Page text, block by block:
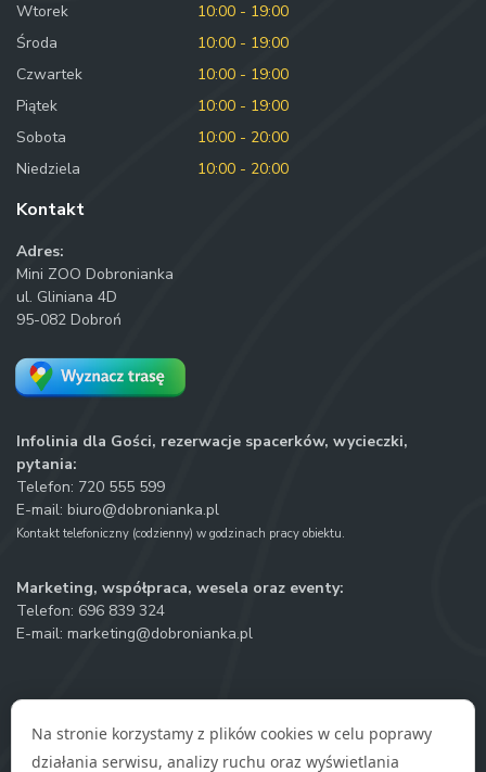
Wtorek
10:00 - 19:00
Środa
10:00 - 19:00
Czwartek
10:00 - 19:00
Piątek
10:00 - 19:00
Sobota
10:00 - 20:00
Niedziela
10:00 - 20:00
Kontakt
Adres:
Mini ZOO Dobronianka
ul. Gliniana 4D
95-082 Dobroń
Infolinia dla Gości, rezerwacje spacerków, wycieczki,
pytania:
Telefon: 720 555 599
E-mail: biuro@dobronianka.pl
Kontakt telefoniczny (codzienny) w godzinach pracy obiektu.
Marketing, współpraca, wesela oraz eventy:
Telefon: 696 839 324
E-mail: marketing@dobronianka.pl
Na stronie korzystamy z plików cookies w celu poprawy
działania serwisu, analizy ruchu oraz wyświetlania